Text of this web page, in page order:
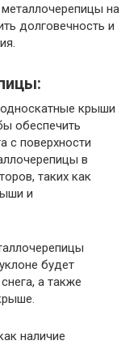
на
долговечность и
крыши
обеспечить
с поверхности
в
таких как
и
будет
а также
наличие